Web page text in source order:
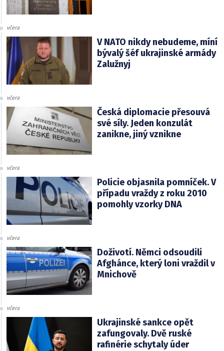
včera
V NATO nikdy nebudeme, míní
bývalý šéf ukrajinské armády
Zalužnyj
včera
Česká diplomacie přesouvá
své síly. Jeden konzulát
zanikne, jiný vznikne
včera
Policie objasnila pomníček. V
případu vraždy z roku 2010
pomohly vzorky DNA
včera
Doživotí. Němci odsoudili
Afghánce, který loni vraždil v
Mnichově
včera
Ukrajinské sankce opět
zafungovaly. Dvě ruské
rafinérie schytaly úder